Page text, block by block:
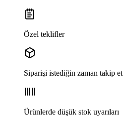
Özel teklifler
Siparişi istediğin zaman takip et
Ürünlerde düşük stok uyarıları